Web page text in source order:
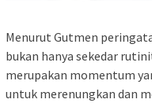
Menurut Gutmen
bukan hanya sekedar
merupakan momentum
untuk merenungkan dan